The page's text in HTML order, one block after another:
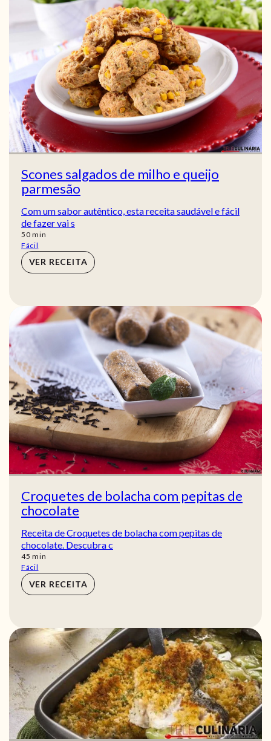
Scones salgados de milho e queijo
parmesão
Com um sabor autêntico, esta receita saudável e fácil
de fazer vai s
50min
min
Fácil
VER RECEITA
Croquetes de bolacha com pepitas de
chocolate
Receita de Croquetes de bolacha com pepitas de
chocolate. Descubra c
45 min
min
Fácil
VER RECEITA